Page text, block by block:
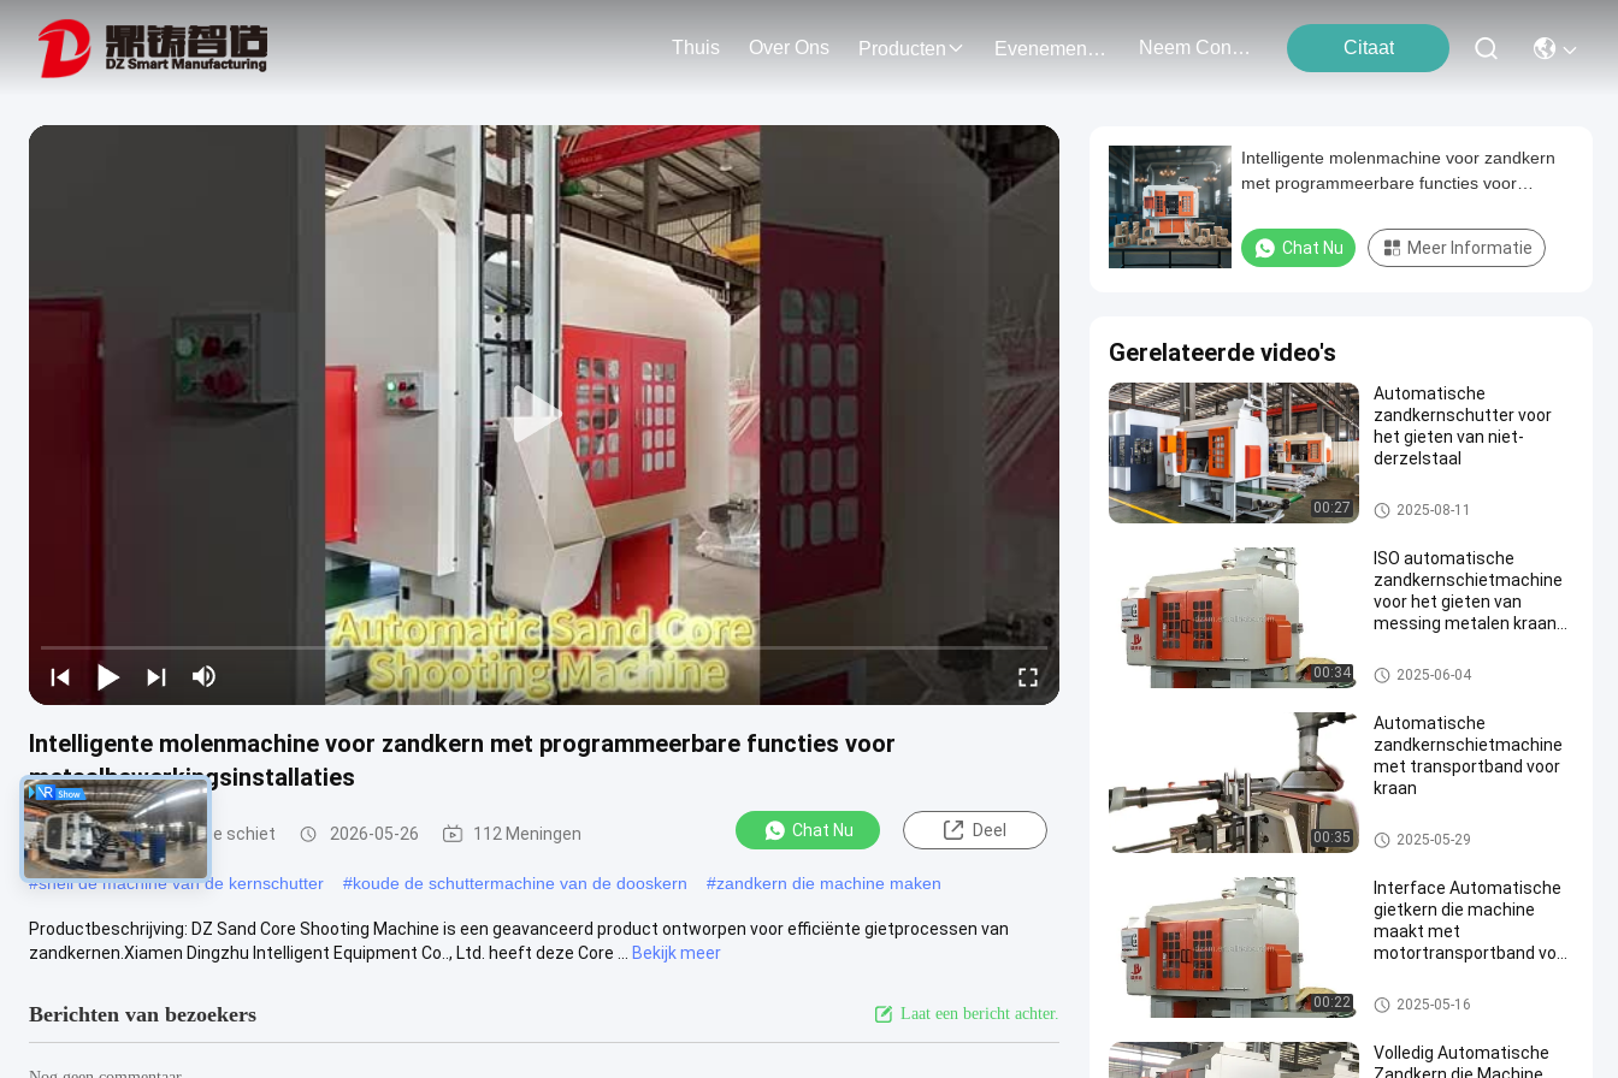
Thuis Over Ons Producten Evenementen Neem Contact Met Ons Op Citaat
Intelligente molenmachine voor zandkern met programmeerbare functies voor
metaalbewerkingsinstallaties
Zandkern die Machine schiet 2026-05-26 112 Meningen Chat Nu Deel
#shell de machine van de kernschutter #koude de schuttermachine van de dooskern #zandkern die machine maken
Productbeschrijving: DZ Sand Core Shooting Machine is een geavanceerd product ontworpen voor efficiënte gietprocessen van
zandkernen.Xiamen Dingzhu Intelligent Equipment Co.., Ltd. heeft deze Core ...
Bekijk meer
Berichten van bezoekers Laat een bericht achter.
Intelligente molenmachine voor zandkern
met programmeerbare functies voor
Chat Nu Meer Informatie
Gerelateerde video's
00:27
Automatische
zandkernschutter voor
het gieten van niet-
derzelstaal
Zandkern die Machine schiet
2025-08-11
00:34
ISO automatische
zandkernschietmachine
voor het gieten van
messing metalen kraan
Zandkern die Machine schiet
2025-06-04
00:35
Automatische
zandkernschietmachine
met transportband voor
kraan
Zandkern die Machine schiet
2025-05-29
00:22
Interface Automatische
gietkern die machine
maakt met
motortransportband voor
Zandkern die Machine schiet
2025-05-16
Volledig Automatische